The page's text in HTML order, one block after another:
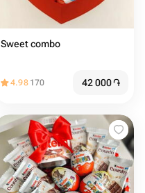
Sweet combo
4.98 170 42 000֏